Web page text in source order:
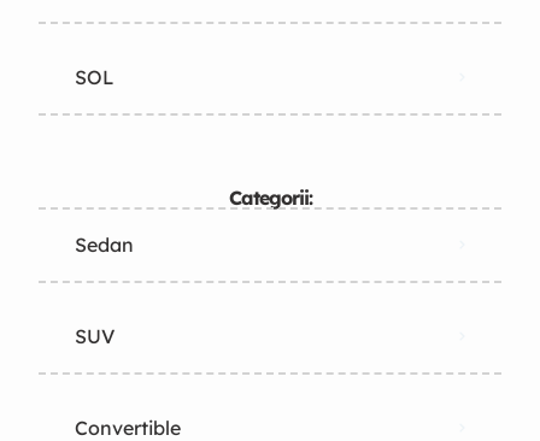
SOL
Categorii:
Sedan
SUV
Convertible